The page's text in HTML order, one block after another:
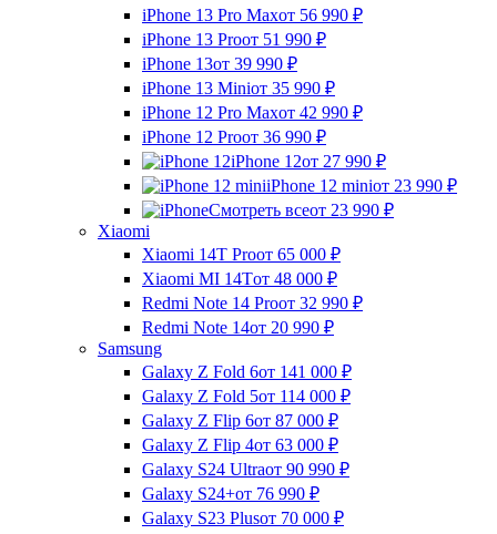
iPhone 13 Pro Maxот 56 990 ₽
iPhone 13 Proот 51 990 ₽
iPhone 13от 39 990 ₽
iPhone 13 Miniот 35 990 ₽
iPhone 12 Pro Maxот 42 990 ₽
iPhone 12 Proот 36 990 ₽
iPhone 12от 27 990 ₽
iPhone 12 miniот 23 990 ₽
Смотреть всеот 23 990 ₽
Xiaomi
Xiaomi 14T Proот 65 000 ₽
Xiaomi MI 14Tот 48 000 ₽
Redmi Note 14 Proот 32 990 ₽
Redmi Note 14от 20 990 ₽
Samsung
Galaxy Z Fold 6от 141 000 ₽
Galaxy Z Fold 5от 114 000 ₽
Galaxy Z Flip 6от 87 000 ₽
Galaxy Z Flip 4от 63 000 ₽
Galaxy S24 Ultraот 90 990 ₽
Galaxy S24+от 76 990 ₽
Galaxy S23 Plusот 70 000 ₽